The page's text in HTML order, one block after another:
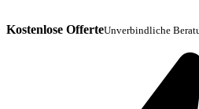
Kostenlose OfferteUnverbindliche